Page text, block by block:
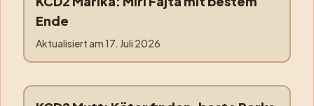
marika
Ende
Aktualisiert am17. Juli 2026